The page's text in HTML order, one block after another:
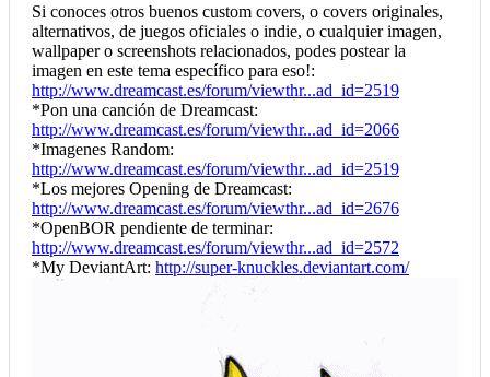
Si conoces otros buenos custom covers, o covers originales,
alternativos, de juegos oficiales o indie, o cualquier imagen,
wallpaper o screenshots relacionados, podes postear la
imagen en este tema específico para eso!:
http://www.dreamcast.es/forum/viewthr...ad_id=2519
*Pon una canción de Dreamcast:
http://www.dreamcast.es/forum/viewthr...ad_id=2066
*Imagenes Random:
http://www.dreamcast.es/forum/viewthr...ad_id=2519
*Los mejores Opening de Dreamcast:
http://www.dreamcast.es/forum/viewthr...ad_id=2676
*OpenBOR pendiente de terminar:
http://www.dreamcast.es/forum/viewthr...ad_id=2572
*My DeviantArt: http://super-knuckles.deviantart.com/